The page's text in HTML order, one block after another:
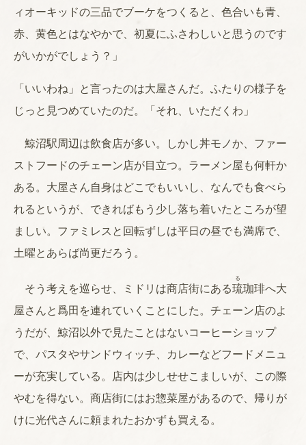
ィオーキッドの三品でブーケをつくると、色合いも青、
赤、黄色とはなやかで、初夏にふさわしいと思うのです
がいかがでしょう？」
「いいわね」と言ったのは大屋さんだ。ふたりの様子を
じっと見つめていたのだ。「それ、いただくわ」
鯨沼駅周辺は飲食店が多い。しかし丼モノか、ファー
ストフードのチェーン店が目立つ。ラーメン屋も何軒か
ある。大屋さん自身はどこでもいいし、なんでも食べら
れるというが、できればもう少し落ち着いたところが望
ましい。ファミレスと回転ずしは平日の昼でも満席で、
土曜とあらば尚更だろう。
そう考えを巡らせ、ミドリは商店街にある琉
る
珈琲へ大
屋さんと爲田を連れていくことにした。チェーン店のよ
うだが、鯨沼以外で見たことはないコーヒーショップ
で、パスタやサンドウィッチ、カレーなどフードメニュ
ーが充実している。店内は少しせせこましいが、この際
やむを得ない。商店街にはお惣菜屋があるので、帰りが
けに光代さんに頼まれたおかずも買える。